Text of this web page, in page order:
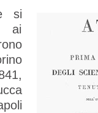
si
ai